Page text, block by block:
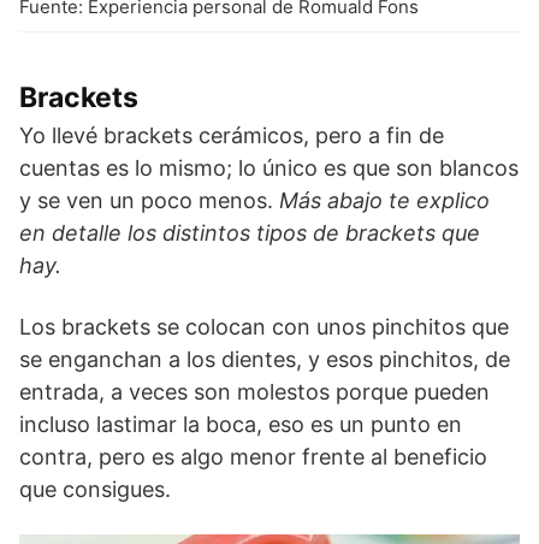
Fuente: Experiencia personal de Romuald Fons
Brackets
Yo llevé brackets cerámicos, pero a fin de
cuentas es lo mismo; lo único es que son blancos
y se ven un poco menos. Más abajo te explico
en detalle los distintos tipos de brackets que
hay.
Los brackets se colocan con unos pinchitos que
se enganchan a los dientes, y esos pinchitos, de
entrada, a veces son molestos porque pueden
incluso lastimar la boca, eso es un punto en
contra, pero es algo menor frente al beneficio
que consigues.